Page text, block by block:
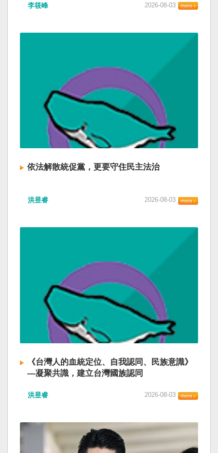
李筱峰 2026-08-03
依法解散統促黨，更要守住民主法治
洪昱睿 2026-08-03
《台灣人的血統定位、自我認同、民族意識》
—凝聚共識，建立台灣國族認同
洪昱睿 2026-08-03